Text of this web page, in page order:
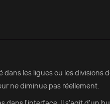
les ligues ou les divisions
ne diminue pas réellement.